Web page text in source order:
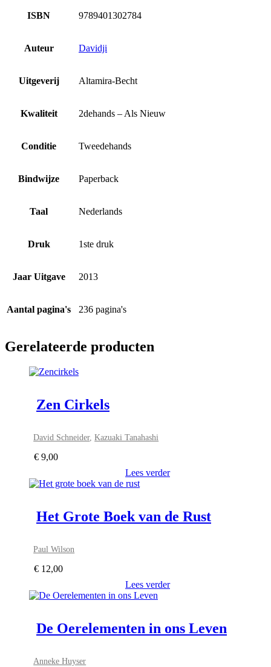
ISBN 9789401302784
Auteur Davidji
Uitgeverij Altamira-Becht
Kwaliteit 2dehands – Als Nieuw
Conditie Tweedehands
Bindwijze Paperback
Taal Nederlands
Druk 1ste druk
Jaar Uitgave 2013
Aantal pagina's 236 pagina's
Gerelateerde producten
Zen Cirkels
David Schneider,Kazuaki Tanahashi
€ 9,00
Lees verder
Het Grote Boek van de Rust
Paul Wilson
€ 12,00
Lees verder
De Oerelementen in ons Leven
Anneke Huyser